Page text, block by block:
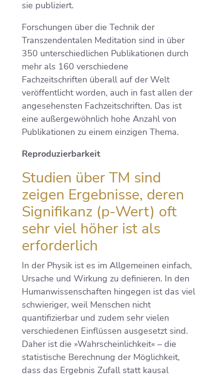
sie publiziert.
Forschungen über die Technik der
Transzendentalen Meditation sind in über
350 unterschiedlichen Publikationen durch
mehr als 160 verschiedene
Fachzeitschriften überall auf der Welt
veröffentlicht worden, auch in fast allen der
angesehensten Fachzeitschriften. Das ist
eine außergewöhnlich hohe Anzahl von
Publikationen zu einem einzigen Thema.
Reproduzierbarkeit
Studien über TM sind
zeigen Ergebnisse, deren
Signifikanz (p-Wert) oft
sehr viel höher ist als
erforderlich
In der Physik ist es im Allgemeinen einfach,
Ursache und Wirkung zu definieren. In den
Humanwissenschaften hingegen ist das viel
schwieriger, weil Menschen nicht
quantifizierbar und zudem sehr vielen
verschiedenen Einflüssen ausgesetzt sind.
Daher ist die »Wahrscheinlichkeit« – die
statistische Berechnung der Möglichkeit,
dass das Ergebnis Zufall statt kausal